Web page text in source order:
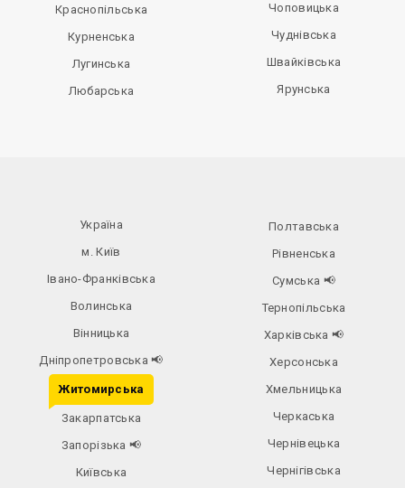
Краснопільська
Курненська
Лугинська
Любарська
Чоповицька
Чуднівська
Швайківська
Ярунська
Україна
м. Київ
Івано-Франківська
Волинська
Вінницька
Дніпропетровська📢
Житомирська
Закарпатська
Запорізька 📢
Київська
Полтавська
Рівненська
Сумська 📢
Тернопільська
Харківська 📢
Херсонська
Хмельницька
Черкаська
Чернівецька
Чернігівська